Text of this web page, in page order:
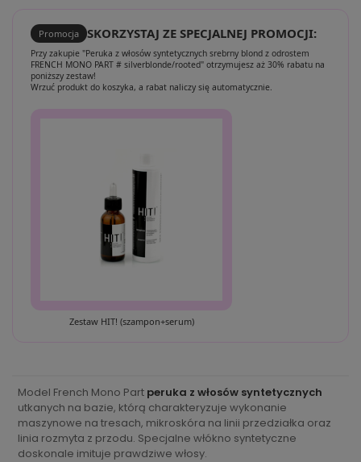
Promocja SKORZYSTAJ ZE SPECJALNEJ PROMOCJI:
Przy zakupie "Peruka z włosów syntetycznych srebrny blond z odrostem
FRENCH MONO PART # silverblonde/rooted" otrzymujesz aż 30% rabatu na
poniższy zestaw!
Wrzuć produkt do koszyka, a rabat naliczy się automatycznie.
Zestaw HIT! (szampon+serum)
Model French Mono Part peruka z włosów syntetycznych
utkanych na bazie, którą charakteryzuje wykonanie
maszynowe na tresach, mikroskóra na linii przedziałka oraz
linia rozmyta z przodu. Specjalne włókno syntetyczne
doskonale imituje prawdziwe włosy.